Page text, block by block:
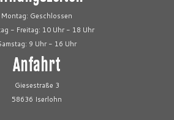
Montag: Geschlossen
- Freitag: 10 Uhr - 18 Uhr
9 Uhr - 16 Uhr
Anfahrt
Giesestraße 3
58636 Iserlohn